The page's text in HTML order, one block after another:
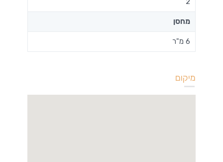
מחסן
6 מ"ר
מיקום